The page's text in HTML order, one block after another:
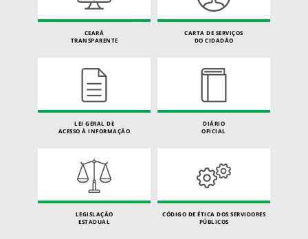
CEARÁ
TRANSPARENTE
CARTA DE SERVIÇOS
DO CIDADÃO
LEI GERAL DE
ACESSO À INFORMAÇÃO
DIÁRIO
OFICIAL
LEGISLAÇÃO
ESTADUAL
CÓDIGO DE ÉTICA DOS SERVIDORES
PÚBLICOS